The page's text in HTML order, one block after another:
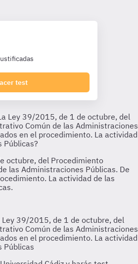
test